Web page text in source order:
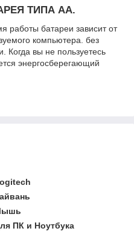
ТИПА AA.
работы батареи зависит от
компьютера. без
Когда вы не пользуетесь
энергосберегающий
ПК и Ноутбука